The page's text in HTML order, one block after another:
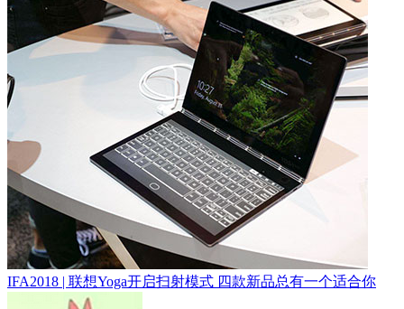
IFA2018 | 联想Yoga开启扫射模式 四款新品总有一个适合你